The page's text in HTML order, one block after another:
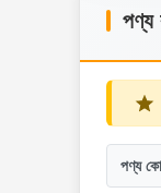
পণ্য
পণ্য